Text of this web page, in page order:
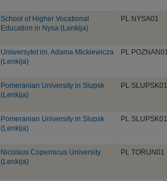
School of Higher Vocational
Education in Nysa (Lenkija)
PL NYSA01
Uniwersytet im. Adama Mickiewicza
(Lenkija)
PL
Pomeranian University in Slupsk
(Lenkija)
PL SLUPSK01
Pomeranian University in Slupsk
(Lenkija)
PL SLUPSK01
Nicolaus Copernicus University
(Lenkija)
PL TORUN01